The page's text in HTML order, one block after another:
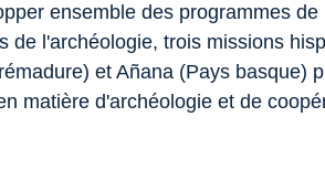
ensemble des programmes
de l'archéologie, trois missions
et Añana (Pays basque)
matière d'archéologie et de